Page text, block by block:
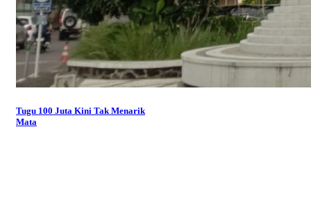
Tugu 100 Juta Kini Tak Menarik
Mata